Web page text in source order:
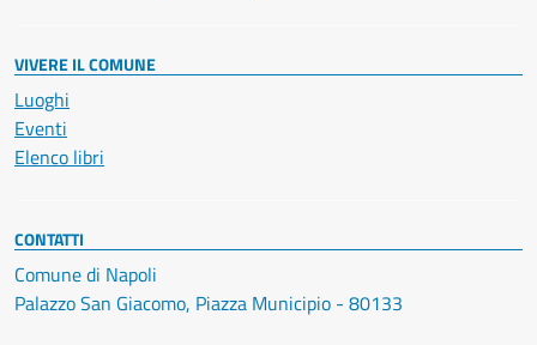
VIVERE IL COMUNE
Luoghi
Eventi
Elenco libri
CONTATTI
Comune di Napoli
Palazzo San Giacomo, Piazza Municipio - 80133